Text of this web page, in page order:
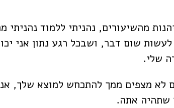
מהשיעורים, נהניתי ללמוד נהניתי
שום דבר, ושבכל רגע נתון אני
שלי.
לא מצפים ממך להתכחש למוצא שלך,
שתהיה אתה.